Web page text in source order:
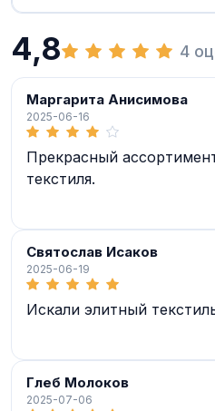
4,8 4
Маргарита Анисимова
2025-06-16
Прекрасный
текстиля.
Святослав Исаков
2025-06-19
Искали элитный
Глеб Молоков
2025-07-06